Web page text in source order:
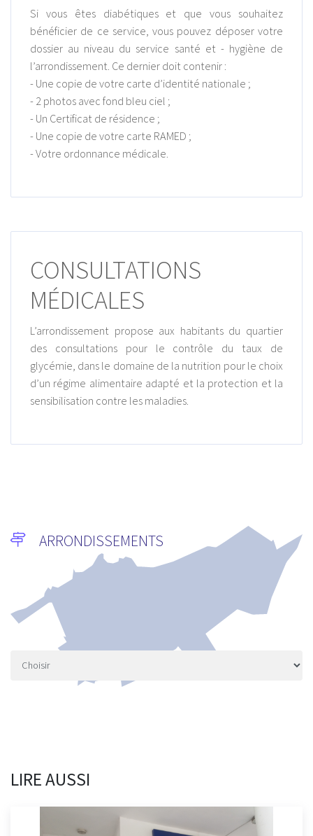
Si vous êtes diabétiques et que vous souhaitez
bénéficier de ce service, vous pouvez déposer votre
dossier au niveau du service santé et - hygiène de
l’arrondissement. Ce dernier doit contenir :
- Une copie de votre carte d’identité nationale ;
- 2 photos avec fond bleu ciel ;
- Un Certificat de résidence ;
- Une copie de votre carte RAMED ;
- Votre ordonnance médicale.
CONSULTATIONS
MÉDICALES
L’arrondissement propose aux habitants du quartier
des consultations pour le contrôle du taux de
glycémie, dans le domaine de la nutrition pour le choix
d’un régime alimentaire adapté et la protection et la
sensibilisation contre les maladies.
ARRONDISSEMENTS
LIRE AUSSI